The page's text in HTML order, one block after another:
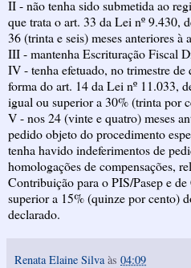
II - não tenha sido submetida ao
que trata o art. 33 da Lei nº 9.430,
36 (trinta e seis) meses anteriores à
III - mantenha Escrituração Fiscal
IV - tenha efetuado, no trimestre de
forma do art. 14 da Lei nº 11.033,
igual ou superior a 30% (trinta por
V - nos 24 (vinte e quatro) meses
pedido objeto do procedimento
tenha havido indeferimentos de
homologações de compensações,
Contribuição para o PIS/Pasep e
superior a 15% (quinze por cento)
declarado.
Renata Elaine Silva às 04:09